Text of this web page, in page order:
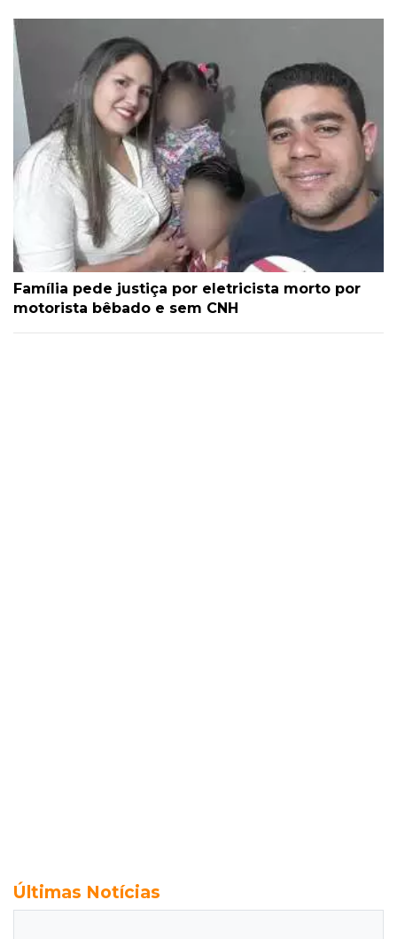
Família pede justiça por eletricista morto por
motorista bêbado e sem CNH
Últimas Notícias